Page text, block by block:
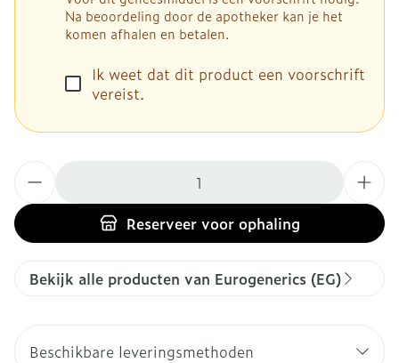
Na beoordeling door de apotheker kan je het
komen afhalen en betalen.
Ik weet dat dit product een voorschrift
vereist.
Reserveervoor ophaling
Bekijk alle producten van Eurogenerics (EG)
Beschikbare leveringsmethoden